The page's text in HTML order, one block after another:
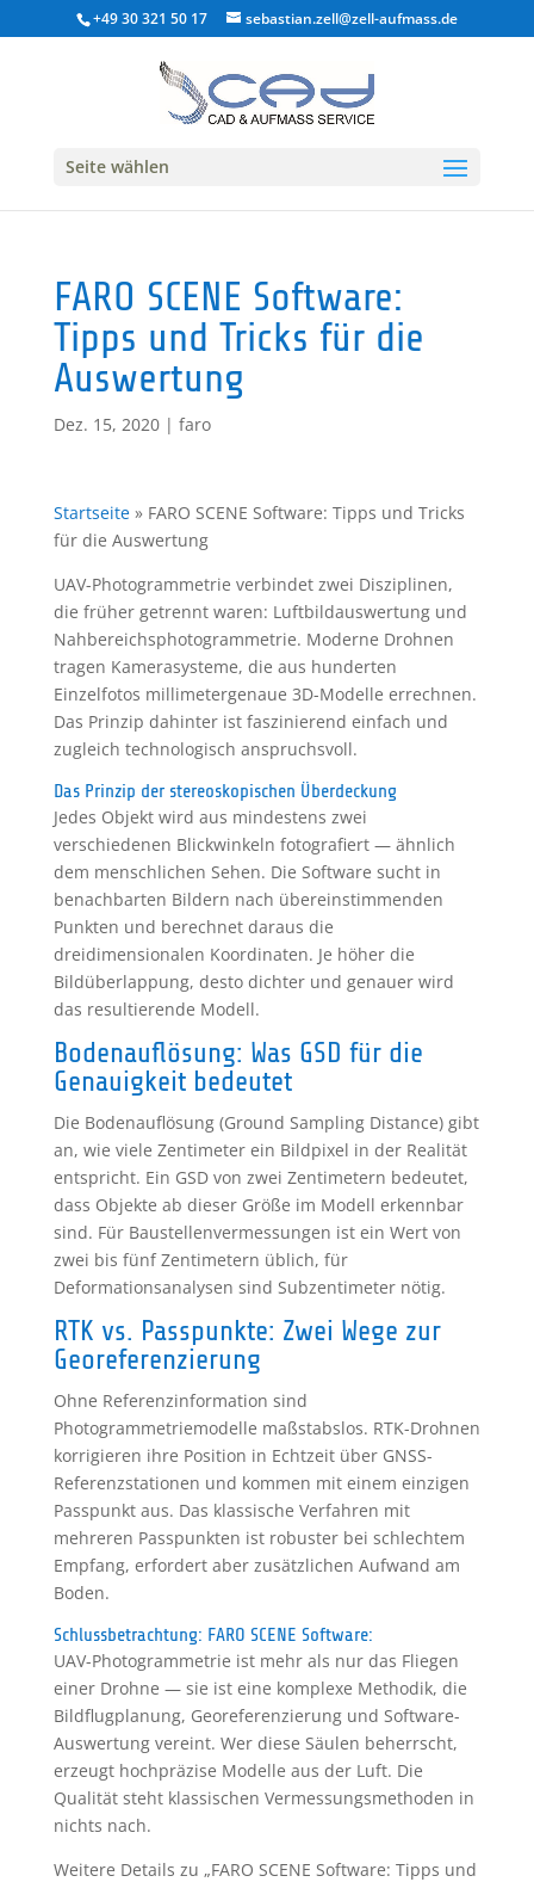
+49 30 321 50 17 sebastian.zell@zell-aufmass.de
Seite wählen
FARO SCENE Software:
Tipps und Tricks für die
Auswertung
Dez. 15, 2020| faro
Startseite» FARO SCENE Software: Tipps und Tricks
für die Auswertung
UAV-Photogrammetrie verbindet zwei Disziplinen,
die früher getrennt waren: Luftbildauswertung und
Nahbereichsphotogrammetrie. Moderne Drohnen
tragen Kamerasysteme, die aus hunderten
Einzelfotos millimetergenaue 3D-Modelle errechnen.
Das Prinzip dahinter ist faszinierend einfach und
zugleich technologisch anspruchsvoll.
Das Prinzip der stereoskopischen Überdeckung
Jedes Objekt wird aus mindestens zwei
verschiedenen Blickwinkeln fotografiert — ähnlich
dem menschlichen Sehen. Die Software sucht in
benachbarten Bildern nach übereinstimmenden
Punkten und berechnet daraus die
dreidimensionalen Koordinaten. Je höher die
Bildüberlappung, desto dichter und genauer wird
das resultierende Modell.
Bodenauflösung: Was GSD für die
Genauigkeit bedeutet
Die Bodenauflösung (Ground Sampling Distance) gibt
an, wie viele Zentimeter ein Bildpixel in der Realität
entspricht. Ein GSD von zwei Zentimetern bedeutet,
dass Objekte ab dieser Größe im Modell erkennbar
sind. Für Baustellenvermessungen ist ein Wert von
zwei bis fünf Zentimetern üblich, für
Deformationsanalysen sind Subzentimeter nötig.
RTK vs. Passpunkte: Zwei Wege zur
Georeferenzierung
Ohne Referenzinformation sind
Photogrammetriemodelle maßstabslos. RTK-Drohnen
korrigieren ihre Position in Echtzeit über GNSS-
Referenzstationen und kommen mit einem einzigen
Passpunkt aus. Das klassische Verfahren mit
mehreren Passpunkten ist robuster bei schlechtem
Empfang, erfordert aber zusätzlichen Aufwand am
Boden.
Schlussbetrachtung: FARO SCENE Software:
UAV-Photogrammetrie ist mehr als nur das Fliegen
einer Drohne — sie ist eine komplexe Methodik, die
Bildflugplanung, Georeferenzierung und Software-
Auswertung vereint. Wer diese Säulen beherrscht,
erzeugt hochpräzise Modelle aus der Luft. Die
Qualität steht klassischen Vermessungsmethoden in
nichts nach.
Weitere Details zu „FARO SCENE Software: Tipps und